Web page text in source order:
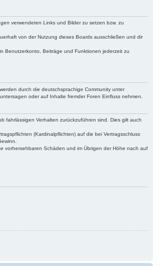
verwendeten Links und Bilder zu setzen bzw. zu
von der Nutzung dieses Boards ausschließen und dir
Benutzerkonto, Beiträge und Funktionen jederzeit zu
durch die deutschsprachige Community unter
oder auf Inhalte fremder Foren Einfluss nehmen.
fahrlässigen Verhalten zurückzuführen sind. Dies gilt auch
(Kardinalpflichten) auf die bei Vertragsschluss
vorhersehbaren Schäden und im Übrigen der Höhe nach auf